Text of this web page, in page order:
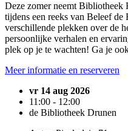
Deze zomer neemt Bibliotheek
tijdens een reeks van Beleef
verschillende plekken over de
persoonlijke verhalen en
plek op je te wachten! Ga je
Meer informatie en reserveren
vr 14 aug 2026
11:00 - 12:00
de Bibliotheek Drunen